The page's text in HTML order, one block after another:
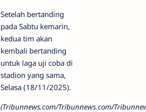
Setelah bertanding
pada Sabtu kemarin,
kedua tim akan
kembali bertanding
untuk laga uji coba di
stadion yang sama,
Selasa (18/11/2025).
(Tribunnews.com/Tribunnews.com/